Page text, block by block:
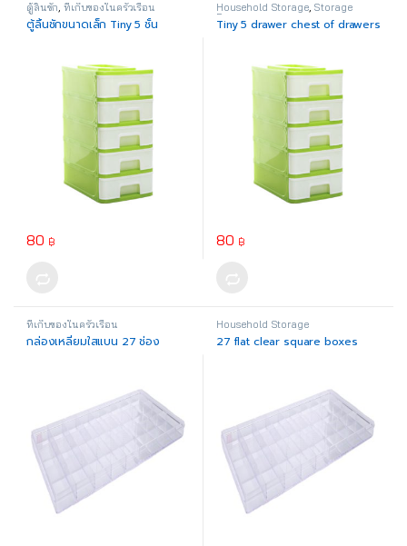
ตู้ลิ้นชัก,ที่เก็บของในครัวเรือน
ตู้ลิ้นชักขนาดเล็ก Tiny 5 ชั้น
80 ฿
This product has multiple variants. The options may be chosen
Household Storage, Storage
Drawer
Tiny 5 drawer chest of drawers
80 ฿
This product has multiple
ที่เก็บของในครัวเรือน
กล่องเหลี่ยมใสแบน 27 ช่อง
Household Storage
27 flat clear square boxes